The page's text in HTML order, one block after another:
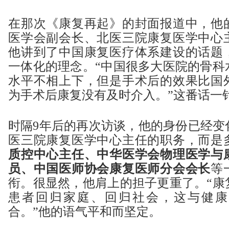
在那次《康复再起》的封面报道中，他
医学会副会长、北医三院康复医学中心
他讲到了中国康复医疗体系建设的话题
一体化的理念。“中国很多大医院的骨
水平不相上下，但是手术后的效果比国
为手术后康复没有及时介入。”这番话一
时隔9年后的再次访谈，他的身份已经
医三院康复医学中心主任的职务，而是
质控中心主任、中华医学会物理医学与
员、中国医师协会康复医师分会会长等
衔。很显然，他肩上的担子更重了。“
患者回归家庭、回归社会，这与健
合。”他的语气平和而坚定。